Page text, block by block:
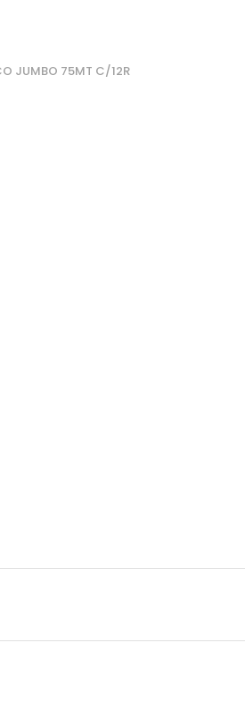
JUMBO 75MT C/12R